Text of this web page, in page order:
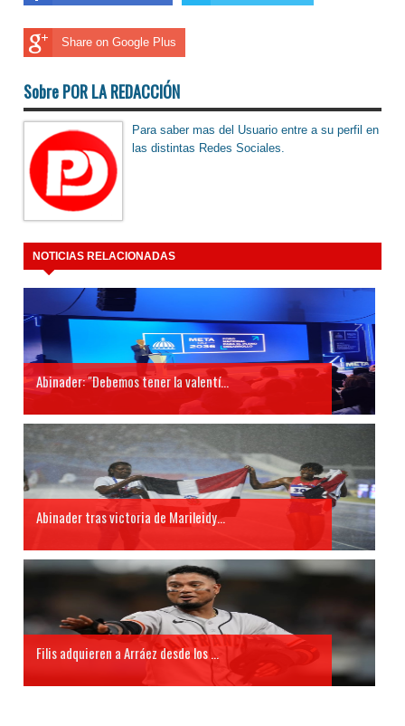
Share on Google Plus
Sobre POR LA REDACCIÓN
Para saber mas del Usuario entre a su perfil en
las distintas Redes Sociales.
NOTICIAS RELACIONADAS
Abinader: "Debemos tener la valentí...
Abinader tras victoria de Marileidy...
Filis adquieren a Arráez desde los ...